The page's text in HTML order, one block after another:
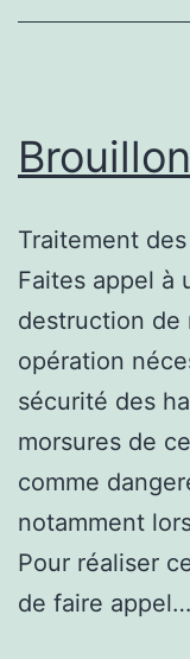
Traitement
Faites appel à
destruction de
opération
sécurité des
morsures de
comme
notamment
Pour réaliser
de faire appel…